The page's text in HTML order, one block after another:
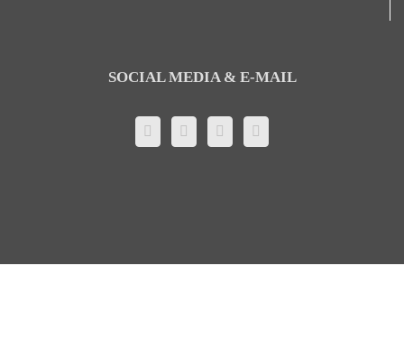
SOCIAL MEDIA & E-MAIL